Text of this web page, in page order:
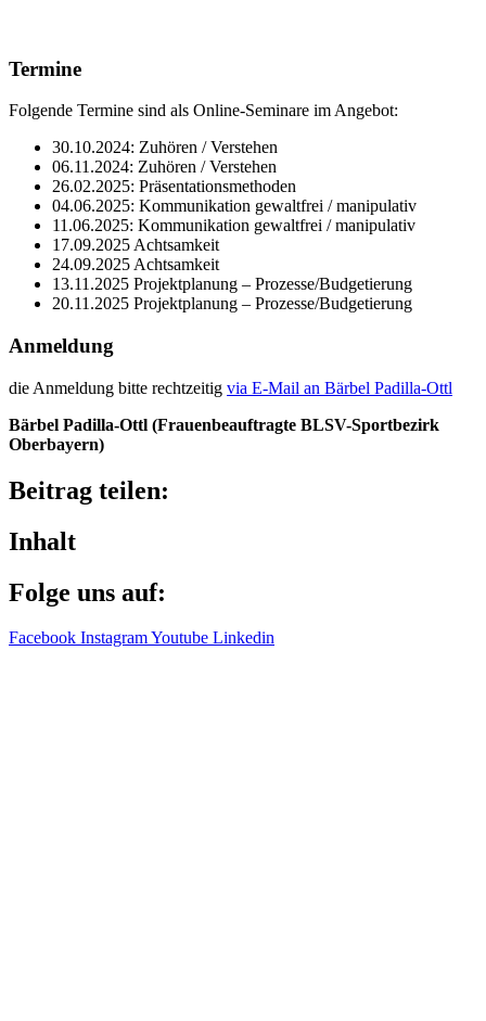
Termine
Folgende Termine sind als Online-Semi­nare im Angebot:
30.10.2024: Zuhö­ren / Verstehen
06.11.2024: Zuhö­ren / Verstehen
26.02.2025: Präsen­ta­ti­ons­me­tho­den
04.06.2025: Kommu­ni­ka­tion gewalt­frei / manipulativ
11.06.2025: Kommu­ni­ka­tion gewalt­frei / manipulativ
17.09.2025 Acht­sam­keit
24.09.2025 Acht­sam­keit
13.11.2025 Projekt­pla­nung – Prozesse/​Budgetierung
20.11.2025 Projekt­pla­nung – Prozesse/​Budgetierung
Anmel­dung
die Anmel­dung bitte recht­zei­tig via E‑Mail an Bärbel Padilla-Ottl
Bärbel Padilla-Ottl (Frau­en­be­auf­tragte BLSV-Sport­be­zirk
Oberbayern)
Beitrag teilen:
Inhalt
Folge uns auf:
Facebook InstagramYoutube Linkedin